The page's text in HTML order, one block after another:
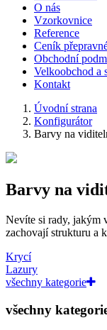
O nás
Vzorkovnice
Reference
Ceník
Obchodní
Velkoobchod a
Kontakt
Úvodní strana
Konfigurátor
Barvy na
Barvy na
Nevíte si rady, jakým
zachovají strukturu a
Krycí
Lazury
všechny kategorie
všechny